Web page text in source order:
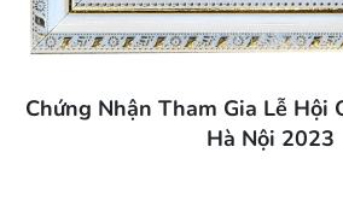
Chứng Nhận Tham Gia Lễ Hội
Hà Nội 2023